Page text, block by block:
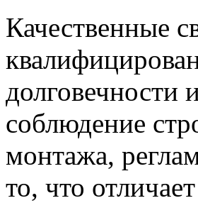
Качественные
долговечности
соблюдение
монтажа,
то, что